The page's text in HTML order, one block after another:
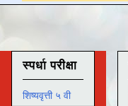
स्पर्धा परीक्षा
शिष्यवृत्ती ५ वी